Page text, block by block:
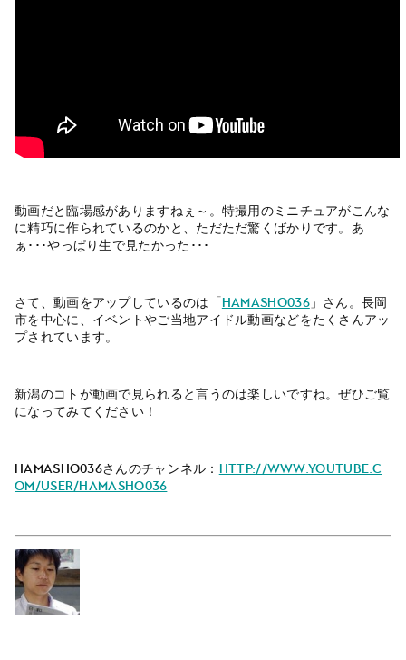
動画だと臨場感がありますねぇ～。特撮用のミニチュアがこんな
に精巧に作られているのかと、ただただ驚くばかりです。あ
ぁ･･･やっぱり生で見たかった･･･
さて、動画をアップしているのは「hamasho036」さん。長岡
市を中心に、イベントやご当地アイドル動画などをたくさんアッ
プされています。
新潟のコトが動画で見られると言うのは楽しいですね。ぜひご覧
になってみてください！
hamasho036さんのチャンネル： http://www.youtube.c
om/user/hamasho036